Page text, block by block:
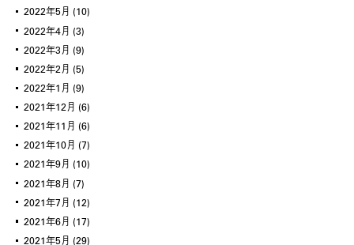
2022年5月 (10)
2022年4月 (3)
2022年3月 (9)
2022年2月 (5)
2022年1月 (9)
2021年12月 (6)
2021年11月 (6)
2021年10月 (7)
2021年9月 (10)
2021年8月 (7)
2021年7月 (12)
2021年6月 (17)
2021年5月 (29)